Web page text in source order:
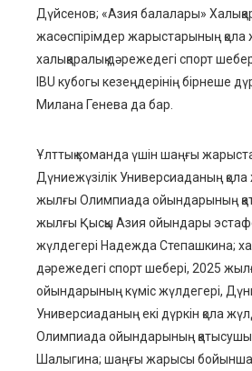
Дүйсенов; «Азия балалары»
жасөспірімдер жарыстарының қола
халықаралық дәрежедегі спорт
IBU кубогы кезеңдерінің бірнеше
Милана Генева да бар.
Ұлттық команда үшін шаңғы
Дүниежүзілік Универсиаданың қола
жылғы Олимпиада ойындарының
жылғы Қысқы Азия ойындары
жүлдегері Надежда Степашкина;
дәрежедегі спорт шебері, 2025
ойындарының күміс жүлдегері,
Универсиаданың екі дүркін қола
Олимпиада ойындарының
Шалыгина; шаңғы жарысы бойынша